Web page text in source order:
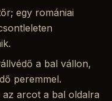
egy romániai
a bal vállon,
peremmel.
az arcot a bal oldalra